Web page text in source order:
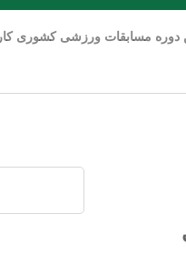
دوره مسابقات ورزشی کشوری